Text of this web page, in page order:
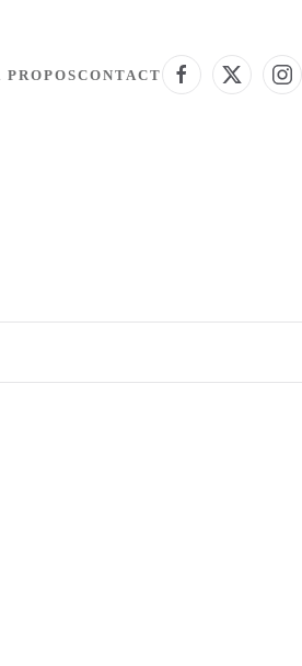
PROPOSCONTACT